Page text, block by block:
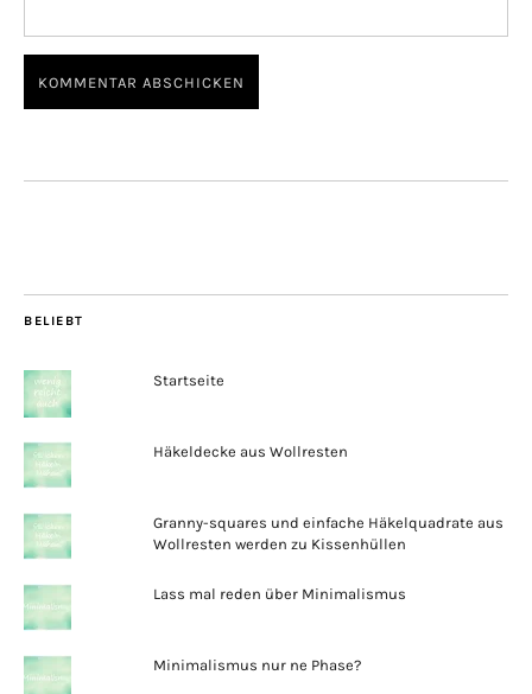
BELIEBT
Startseite
Häkeldecke aus Wollresten
Granny-squares und einfache Häkelquadrate aus
Wollresten werden zu Kissenhüllen
Lass mal reden über Minimalismus
Minimalismus nur ne Phase?